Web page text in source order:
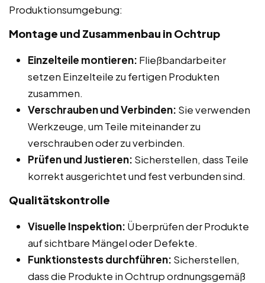
Produktionsumgebung:
Montage und Zusammenbau in Ochtrup
Einzelteile montieren: Fließbandarbeiter
setzen Einzelteile zu fertigen Produkten
zusammen.
Verschrauben und Verbinden: Sie verwenden
Werkzeuge, um Teile miteinander zu
verschrauben oder zu verbinden.
Prüfen und Justieren: Sicherstellen, dass Teile
korrekt ausgerichtet und fest verbunden sind.
Qualitätskontrolle
Visuelle Inspektion: Überprüfen der Produkte
auf sichtbare Mängel oder Defekte.
Funktionstests durchführen: Sicherstellen,
dass die Produkte in Ochtrup ordnungsgemäß